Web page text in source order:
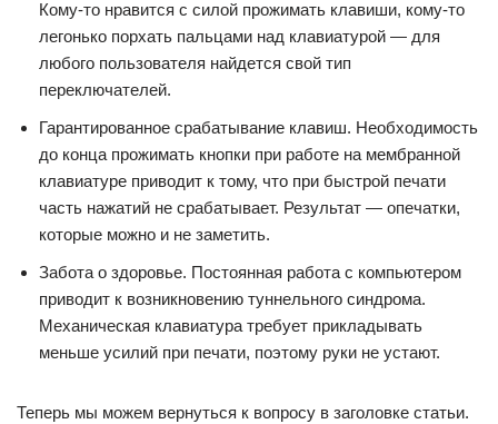
Кому-то нравится с силой прожимать клавиши, кому-то
легонько порхать пальцами над клавиатурой — для
любого пользователя найдется свой тип
переключателей.
Гарантированное срабатывание клавиш. Необходимость
до конца прожимать кнопки при работе на мембранной
клавиатуре приводит к тому, что при быстрой печати
часть нажатий не срабатывает. Результат — опечатки,
которые можно и не заметить.
Забота о здоровье. Постоянная работа с компьютером
приводит к возникновению туннельного синдрома.
Механическая клавиатура требует прикладывать
меньше усилий при печати, поэтому руки не устают.
Теперь мы можем вернуться к вопросу в заголовке статьи.